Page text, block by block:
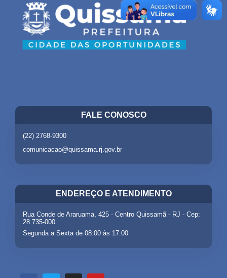
FALE CONOSCO
(22) 2768-9300
comunicacao@quissama.rj.gov.br
ENDEREÇO E ATENDIMENTO
Rua Conde de Araruama, 425 - Centro Quissamã - RJ - Cep:
28.735-000
Segunda a Sexta de 08:00 às 17:00